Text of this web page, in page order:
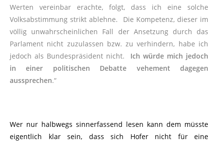
Werten vereinbar erachte, folgt, dass ich eine solche
Volksabstimmung strikt ablehne. Die Kompetenz, dieser im
völlig unwahrscheinlichen Fall der Ansetzung durch das
Parlament nicht zuzulassen bzw. zu verhindern, habe ich
jedoch als Bundespräsident nicht. Ich würde mich jedoch
in einer politischen Debatte vehement dagegen
aussprechen.“
Wer nur halbwegs sinnerfassend lesen kann dem müsste
eigentlich klar sein, dass sich Hofer nicht für eine